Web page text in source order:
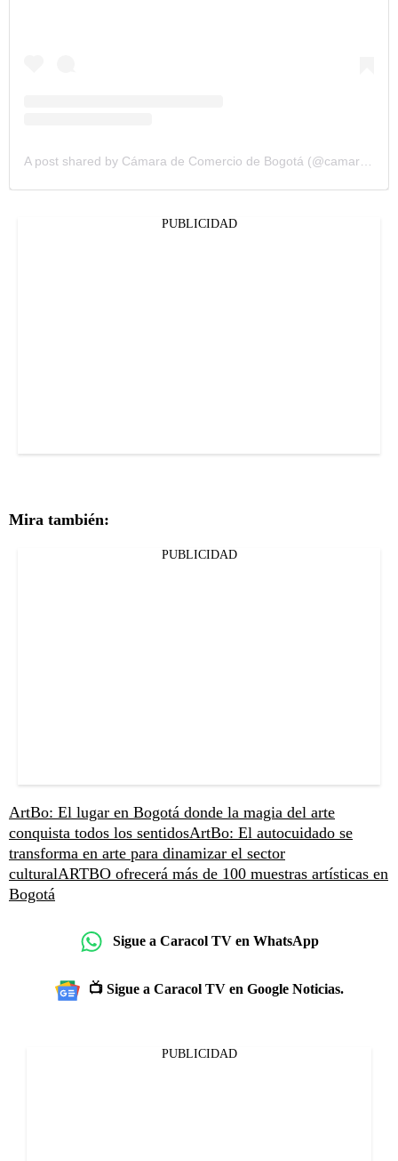
PUBLICIDAD
Mira también:
PUBLICIDAD
ArtBo: El lugar en Bogotá donde la magia del arte
conquista todos los sentidosArtBo: El autocuidado se
transforma en arte para dinamizar el sector
culturalARTBO ofrecerá más de 100 muestras artísticas en
Bogotá
Sigue a Caracol TV en WhatsApp
📺 Sigue a Caracol TV en Google Noticias.
PUBLICIDAD